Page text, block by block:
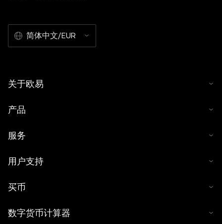
简体中文/EUR
关于欧易
产品
服务
用户支持
买币
数字货币计算器